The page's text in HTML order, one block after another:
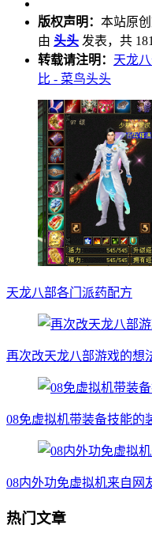
版权声明： 本站原
由 头头 发表，共
转载请注明： 天龙
比 - 菜鸟头头
天龙八部各门派药配方
再次改天龙八部游戏的想
08免虚拟机带装备技能的
08内外功免虚拟机来自网
热门文章